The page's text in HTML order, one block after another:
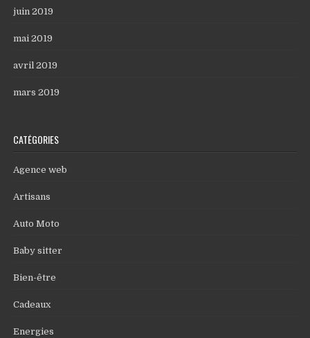
juin 2019
mai 2019
avril 2019
mars 2019
CATÉGORIES
Agence web
Artisans
Auto Moto
Baby sitter
Bien-être
Cadeaux
Energies